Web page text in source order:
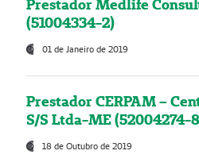
Prestador Medlife
(51004334-2)
01 de Janeiro de 2019
Prestador CERPAM –
S/S Ltda-ME (52004274-
18 de Outubro de 2019